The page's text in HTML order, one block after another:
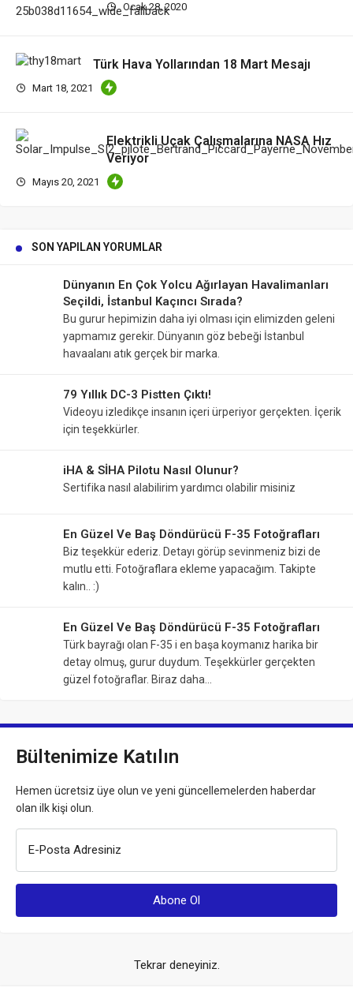
Ocak 28, 2020
Türk Hava Yollarından 18 Mart Mesajı
Mart 18, 2021
Elektrikli Uçak Çalışmalarına NASA Hız
Veriyor
Mayıs 20, 2021
SON YAPILAN YORUMLAR
Dünyanın En Çok Yolcu Ağırlayan Havalimanları
Seçildi, İstanbul Kaçıncı Sırada?
Bu gurur hepimizin daha iyi olması için elimizden geleni
yapmamız gerekir. Dünyanın göz bebeği İstanbul
havaalanı atık gerçek bir marka.
79 Yıllık DC-3 Pistten Çıktı!
Videoyu izledikçe insanın içeri ürperiyor gerçekten. İçerik
için teşekkürler.
iHA & SİHA Pilotu Nasıl Olunur?
Sertifika nasıl alabilirim yardımcı olabilir misiniz
En Güzel Ve Baş Döndürücü F-35 Fotoğrafları
Biz teşekkür ederiz. Detayı görüp sevinmeniz bizi de
mutlu etti. Fotoğraflara ekleme yapacağım. Takipte
kalın.. :)
En Güzel Ve Baş Döndürücü F-35 Fotoğrafları
Türk bayrağı olan F-35 i en başa koymanız harika bir
detay olmuş, gurur duydum. Teşekkürler gerçekten
güzel fotoğraflar. Biraz daha…
Bültenimize Katılın
Hemen ücretsiz üye olun ve yeni güncellemelerden haberdar
olan ilk kişi olun.
E-Posta Adresiniz
Tekrar deneyiniz.